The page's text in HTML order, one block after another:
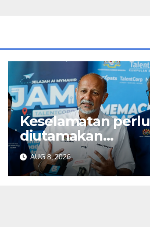
Keselamatan perlu
diutamakan
sebelum guna
teknologi baharu –
Gobind
AUG 8, 2026